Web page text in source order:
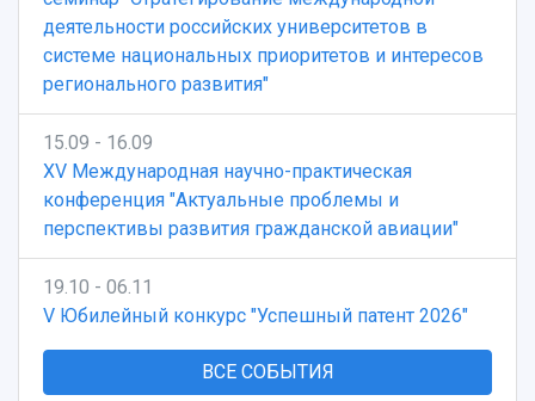
деятельности российских университетов в
системе национальных приоритетов и интересов
регионального развития"
15.09 - 16.09
XV Международная научно-практическая
конференция "Актуальные проблемы и
перспективы развития гражданской авиации"
19.10 - 06.11
V Юбилейный конкурс "Успешный патент 2026"
ВСЕ СОБЫТИЯ